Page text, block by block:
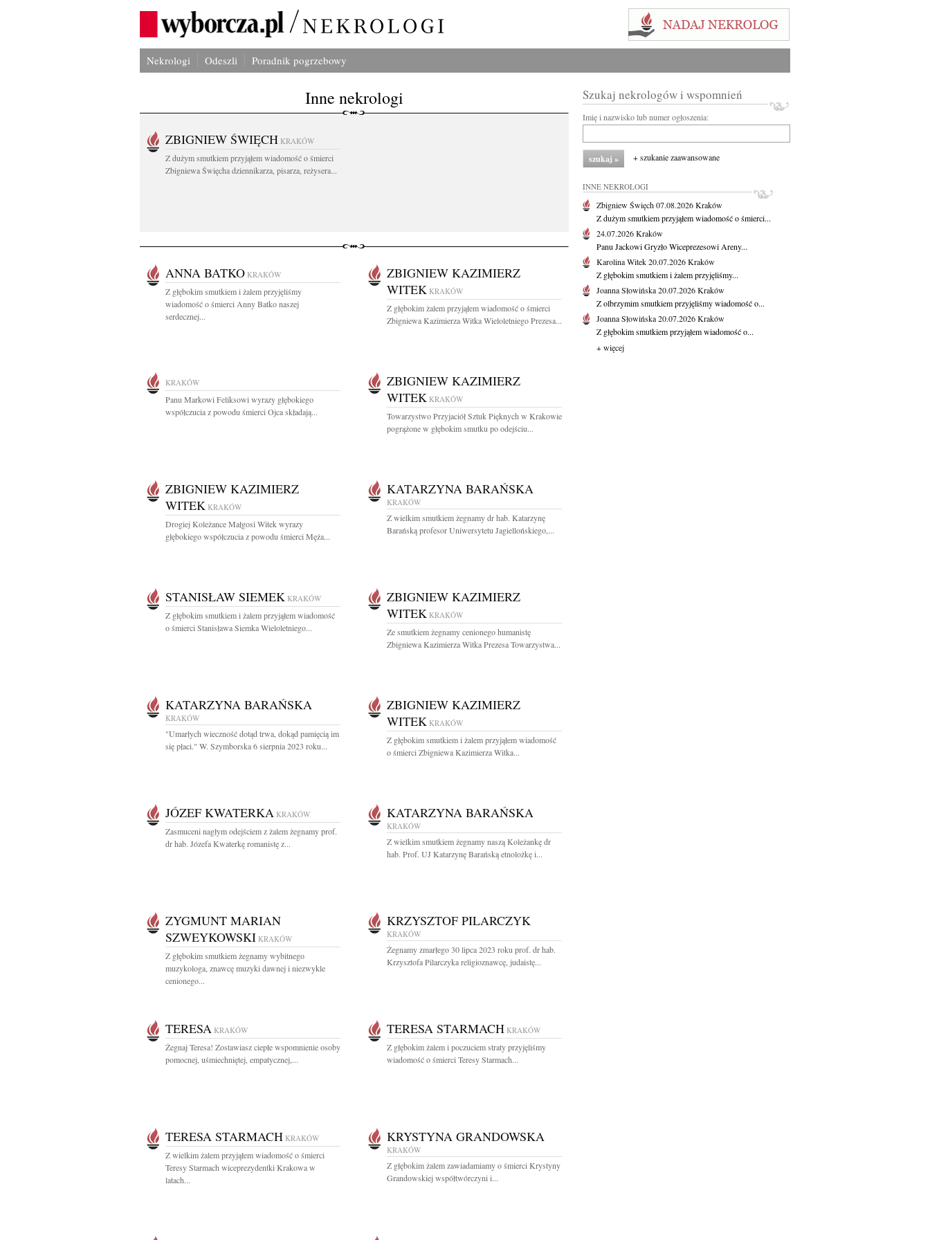
Nekrologi Odeszli Poradnik pogrzebowy
Inne nekrologi
ZBIGNIEW ŚWIĘCH KRAKÓW
Z dużym smutkiem przyjąłem wiadomość o śmierci
Zbigniewa Święcha dziennikarza, pisarza, reżysera...
ANNA BATKO KRAKÓW
Z głębokim smutkiem i żalem przyjęliśmy
wiadomość o śmierci Anny Batko naszej
serdecznej...
ZBIGNIEW KAZIMIERZ
WITEK KRAKÓW
Z głębokim żalem przyjąłem wiadomość o śmierci
Zbigniewa Kazimierza Witka Wieloletniego Prezesa...
KRAKÓW
Panu Markowi Feliksowi wyrazy głębokiego
współczucia z powodu śmierci Ojca składają...
ZBIGNIEW KAZIMIERZ
WITEK KRAKÓW
Towarzystwo Przyjaciół Sztuk Pięknych w Krakowie
pogrążone w głębokim smutku po odejściu...
ZBIGNIEW KAZIMIERZ
WITEK KRAKÓW
Drogiej Koleżance Małgosi Witek wyrazy
głębokiego współczucia z powodu śmierci Męża...
KATARZYNA BARAŃSKA
KRAKÓW
Z wielkim smutkiem żegnamy dr hab. Katarzynę
Barańską profesor Uniwersytetu Jagiellońskiego,...
STANISŁAW SIEMEK KRAKÓW
Z głębokim smutkiem i żalem przyjąłem wiadomość
o śmierci Stanisława Siemka Wieloletniego...
ZBIGNIEW KAZIMIERZ
WITEK KRAKÓW
Ze smutkiem żegnamy cenionego humanistę
Zbigniewa Kazimierza Witka Prezesa Towarzystwa...
KATARZYNA BARAŃSKA
KRAKÓW
"Umarłych wieczność dotąd trwa, dokąd pamięcią im
się płaci." W. Szymborska 6 sierpnia 2023 roku...
ZBIGNIEW KAZIMIERZ
WITEK KRAKÓW
Z głębokim smutkiem i żalem przyjąłem wiadomość
o śmierci Zbigniewa Kazimierza Witka...
JÓZEF KWATERKA KRAKÓW
Zasmuceni nagłym odejściem z żalem żegnamy prof.
dr hab. Józefa Kwaterkę romanistę z...
KATARZYNA BARAŃSKA
KRAKÓW
Z wielkim smutkiem żegnamy naszą Koleżankę dr
hab. Prof. UJ Katarzynę Barańską etnolożkę i...
ZYGMUNT MARIAN
SZWEYKOWSKI KRAKÓW
Z głębokim smutkiem żegnamy wybitnego
muzykologa, znawcę muzyki dawnej i niezwykle
cenionego...
KRZYSZTOF PILARCZYK
KRAKÓW
Żegnamy zmarłego 30 lipca 2023 roku prof. dr hab.
Krzysztofa Pilarczyka religioznawcę, judaistę...
TERESA KRAKÓW
Żegnaj Teresa! Zostawiasz ciepłe wspomnienie osoby
pomocnej, uśmiechniętej, empatycznej,...
TERESA STARMACH KRAKÓW
Z głębokim żalem i poczuciem straty przyjęliśmy
wiadomość o śmierci Teresy Starmach...
TERESA STARMACH KRAKÓW
Z wielkim żalem przyjąłem wiadomość o śmierci
Teresy Starmach wiceprezydentki Krakowa w
latach...
KRYSTYNA GRANDOWSKA
KRAKÓW
Z głębokim żalem zawiadamiamy o śmierci Krystyny
Grandowskiej współtwórczyni i...
Szukaj nekrologów i wspomnień
Imię i nazwisko lub numer ogłoszenia:
+ szukanie zaawansowane
INNE NEKROLOGI
Zbigniew Święch07.08.2026Kraków
Z dużym smutkiem przyjąłem wiadomość o śmierci...
24.07.2026Kraków
Panu Jackowi Gryzło Wiceprezesowi Areny...
Karolina Witek20.07.2026Kraków
Z głębokim smutkiem i żalem przyjęliśmy...
Joanna Słowińska20.07.2026Kraków
Z olbrzymim smutkiem przyjęliśmy wiadomość o...
Joanna Słowińska20.07.2026Kraków
Z głębokim smutkiem przyjąłem wiadomość o...
+ więcej